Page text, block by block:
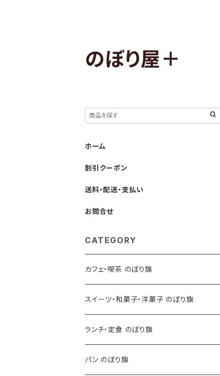
のぼり屋＋
ホーム
割引クーポン
送料・配送・支払い
お問合せ
CATEGORY
カフェ・喫茶 のぼり旗
スイーツ・和菓子・洋菓子 のぼり旗
ランチ・定食 のぼり旗
パン のぼり旗